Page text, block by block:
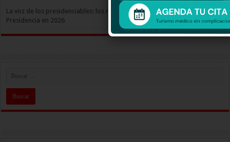
La voz de los presidenciables: los rostros de quienes aspiran llegar a la
Presidencia en 2026